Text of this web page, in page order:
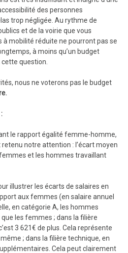
des personnes
trop négligée. Au rythme de
et de la voirie que vous
à mobilité réduite ne pourront pas se
à moins qu’un budget
question.
nous ne voterons pas le budget
le rapport égalité femme-homme,
notre attention : l’écart moyen
et les hommes travaillant
illustrer les écarts de salaires en
aux femmes (en salaire annuel
en catégorie A, les hommes
les femmes ; dans la filière
3 621€ de plus. Cela représente
; dans la filière technique, en
Cela peut clairement